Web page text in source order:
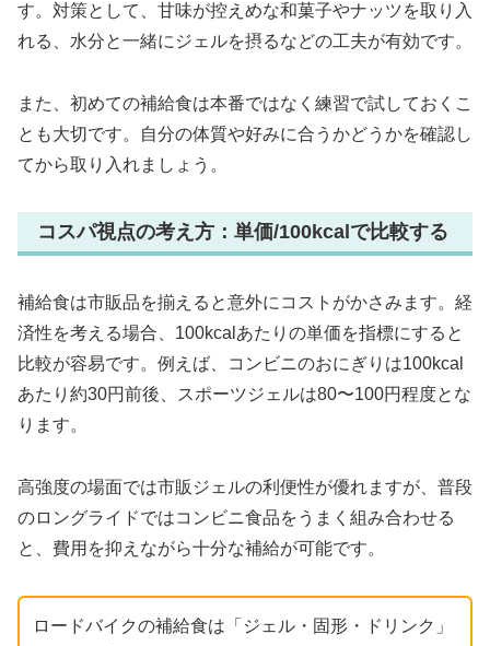
す。対策として、甘味が控えめな和菓子やナッツを取り入
れる、水分と一緒にジェルを摂るなどの工夫が有効です。
また、初めての補給食は本番ではなく練習で試しておくこ
とも大切です。自分の体質や好みに合うかどうかを確認し
てから取り入れましょう。
コスパ視点の考え方：単価/100kcalで比較する
補給食は市販品を揃えると意外にコストがかさみます。経
済性を考える場合、100kcalあたりの単価を指標にすると
比較が容易です。例えば、コンビニのおにぎりは100kcal
あたり約30円前後、スポーツジェルは80〜100円程度とな
ります。
高強度の場面では市販ジェルの利便性が優れますが、普段
のロングライドではコンビニ食品をうまく組み合わせる
と、費用を抑えながら十分な補給が可能です。
ロードバイクの補給食は「ジェル・固形・ドリンク」